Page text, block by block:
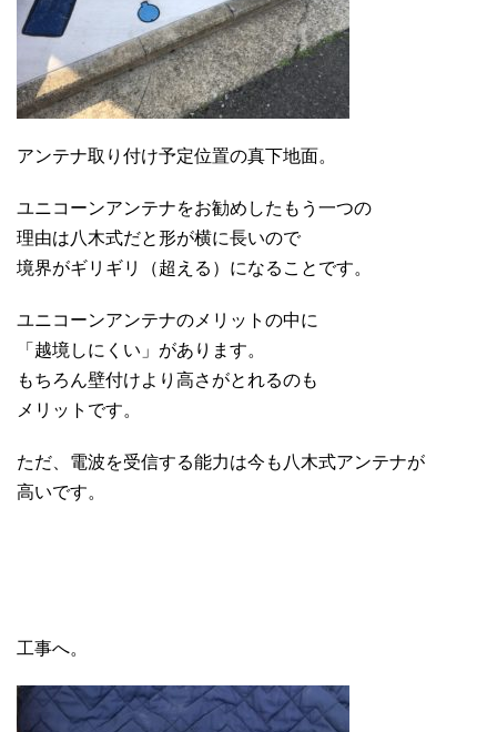
アンテナ取り付け予定位置の真下地面。
ユニコーンアンテナをお勧めしたもう一つの
理由は八木式だと形が横に長いので
境界がギリギリ（超える）になることです。
ユニコーンアンテナのメリットの中に
「越境しにくい」があります。
もちろん壁付けより高さがとれるのも
メリットです。
ただ、電波を受信する能力は今も八木式アンテナが
高いです。
工事へ。